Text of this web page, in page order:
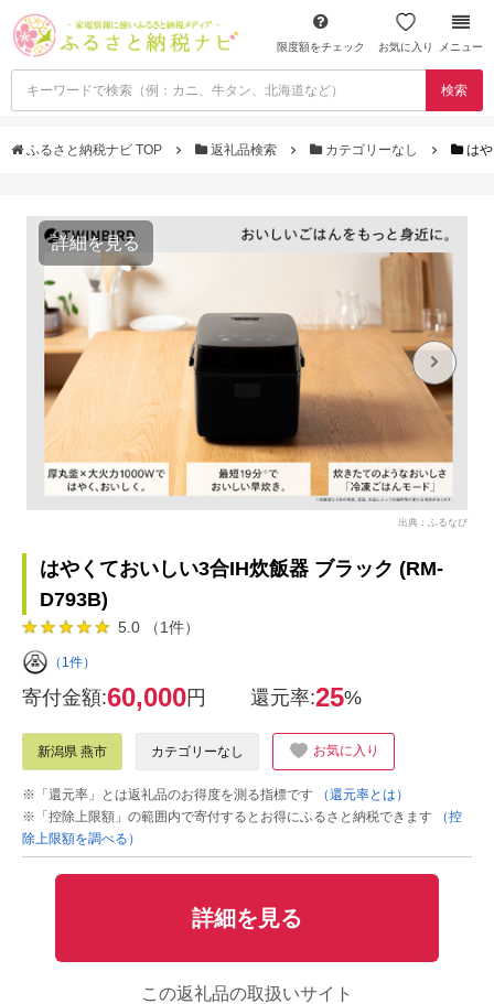
限度額をチェック お気に入り メニュー
検索
ふるさと納税ナビ TOP 返礼品検索 カテゴリーなし は
詳細を見る
出典：ふるなび
はやくておいしい3合IH炊飯器 ブラック (RM-
D793B)
5.0 （1件）
（1件）
寄付金額:60,000円 還元率:25%
新潟県 燕市 カテゴリーなし お気に入り
※「還元率」とは返礼品のお得度を測る指標です
（還元率とは）
※「控除上限額」の範囲内で寄付するとお得にふるさと納税できます
（控
除上限額を調べる）
詳細を見る
この返礼品の取扱いサイト